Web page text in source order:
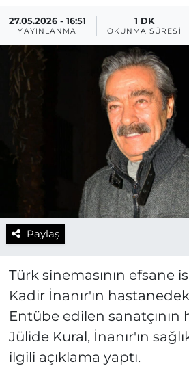
27.05.2026 - 16:51
YAYINLANMA
1 DK
OKUNMA SÜRESI
Paylaş
Türk sinemasının efsane
Kadir İnanır'ın
Entübe edilen sanatçının
Jülide Kural, İnanır'ın
ilgili açıklama yaptı.